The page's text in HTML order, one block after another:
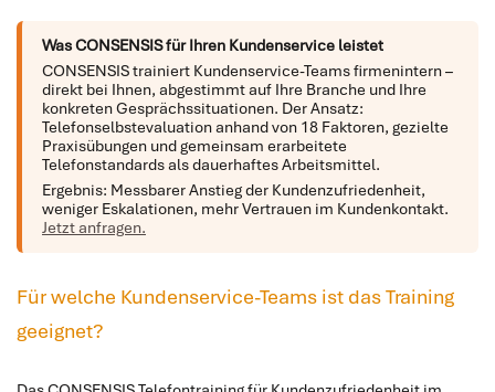
Was CONSENSIS für Ihren Kundenservice leistet
CONSENSIS trainiert Kundenservice-Teams firmenintern –
direkt bei Ihnen, abgestimmt auf Ihre Branche und Ihre
konkreten Gesprächssituationen. Der Ansatz:
Telefonselbstevaluation anhand von 18 Faktoren, gezielte
Praxisübungen und gemeinsam erarbeitete
Telefonstandards als dauerhaftes Arbeitsmittel.
Ergebnis: Messbarer Anstieg der Kundenzufriedenheit,
weniger Eskalationen, mehr Vertrauen im Kundenkontakt.
Jetzt anfragen.
Für welche Kundenservice-Teams ist das Training
geeignet?